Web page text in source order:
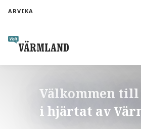
content
ARVIKA
Välkommen
i hjärtat av